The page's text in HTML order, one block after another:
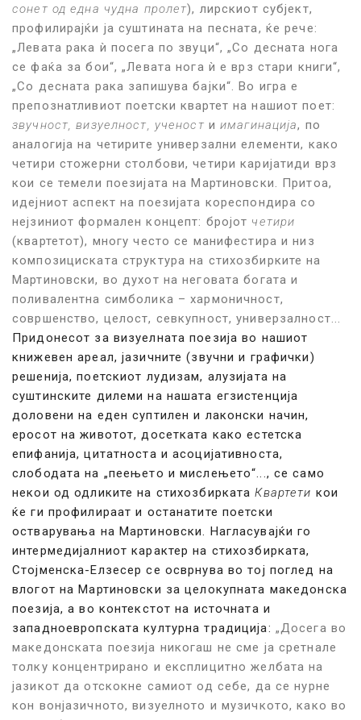
сонет од една чудна пролет), лирскиот субјект,
профилирајќи ја суштината на песната, ќе рече:
„Левата рака ѝ посега по звуци“, „Со десната нога
се фаќа за бои“, „Левата нога ѝ е врз стари книги“,
„Со десната рака запишува бајки“. Во игра е
препознатливиот поетски квартет на нашиот поет:
звучност, визуелност, ученост и имагинација, по
аналогија на четирите универзални елементи, како
четири стожерни столбови, четири каријатиди врз
кои се темели поезијата на Мартиновски. Притоа,
идејниот аспект напоезијата кореспондира со
нејзиниот формален концепт: бројот четири
(квартетот), многу често се манифестира и низ
композициската структура на стихозбирките на
Мартиновски, во духот на неговата богата и
поливалентна симболика – хармоничност,
совршенство, целост, севкупност, универзалност...
Придонесот за визуелната поезија во нашиот
книжевен ареал, јазичните (звучни и графички)
решенија, поетскиот лудизам, алузијата на
суштинските дилеми на нашата егзистенција
доловени на еден суптилен и лаконски начин,
еросот на животот, досетката како естетска
епифанија, цитатноста и асоцијативноста,
слободата на „пеењето и мислењето“..., се само
некои од одликите на стихозбиркатаКвартети кои
ќе ги профилираат и останатите поетски
остварувања на Мартиновски. Нагласувајќи го
интермедијалниот карактер на стихозбирката,
Стојменска-Елзесер се осврнува во тој поглед на
влогот на Мартиновски за целокупната македонска
поезија, а во контекстот на источната и
западноевропската културна традиција: „Досега во
македонската поезија никогаш не сме ја сретнале
толку концентрирано и експлицитно желбата на
јазикот да отскокне самиот од себе, да се нурне
кон вонјазичното, визуелното и музичкото, како во